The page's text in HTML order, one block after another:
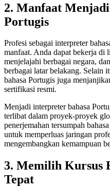
2. Manfaat
Portugis
Profesi sebagai interpreter
manfaat. Anda dapat bekerja
menjelajahi berbagai negara,
berbagai latar belakang. Selain
bahasa Portugis juga
sertifikasi resmi.
Menjadi interpreter bahasa
terlibat dalam proyek-proyek
penerjemahan tersumpah
untuk memperluas jaringan
mengembangkan kemampuan
3. Memilih Kursus
Tepat